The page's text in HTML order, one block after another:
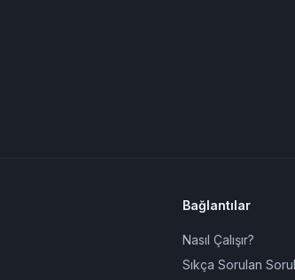
Bağlantılar
Nasıl Çalışır?
Sıkça Sorulan